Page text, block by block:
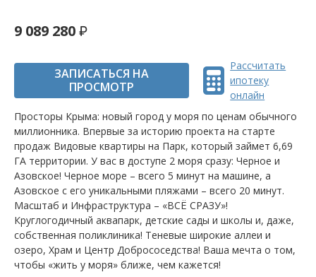
9 089 280
ЗАПИСАТЬСЯ НА
ПРОСМОТР
Рассчитать
ипотеку
онлайн
Просторы Крыма: новый город у моря по ценам обычного
миллионника. Впервые за историю проекта на старте
продаж Видовые квартиры на Парк, который займет 6,69
ГА территории. У вас в доступе 2 моря сразу: Черное и
Азовское! Черное море – всего 5 минут на машине, а
Азовское с его уникальными пляжами – всего 20 минут.
Масштаб и Инфраструктура – «ВСЁ СРАЗУ»!
Круглогодичный аквапарк, детские сады и школы и, даже,
собственная поликлиника! Теневые широкие аллеи и
озеро, Храм и Центр Добрососедства! Ваша мечта о том,
чтобы «жить у моря» ближе, чем кажется!